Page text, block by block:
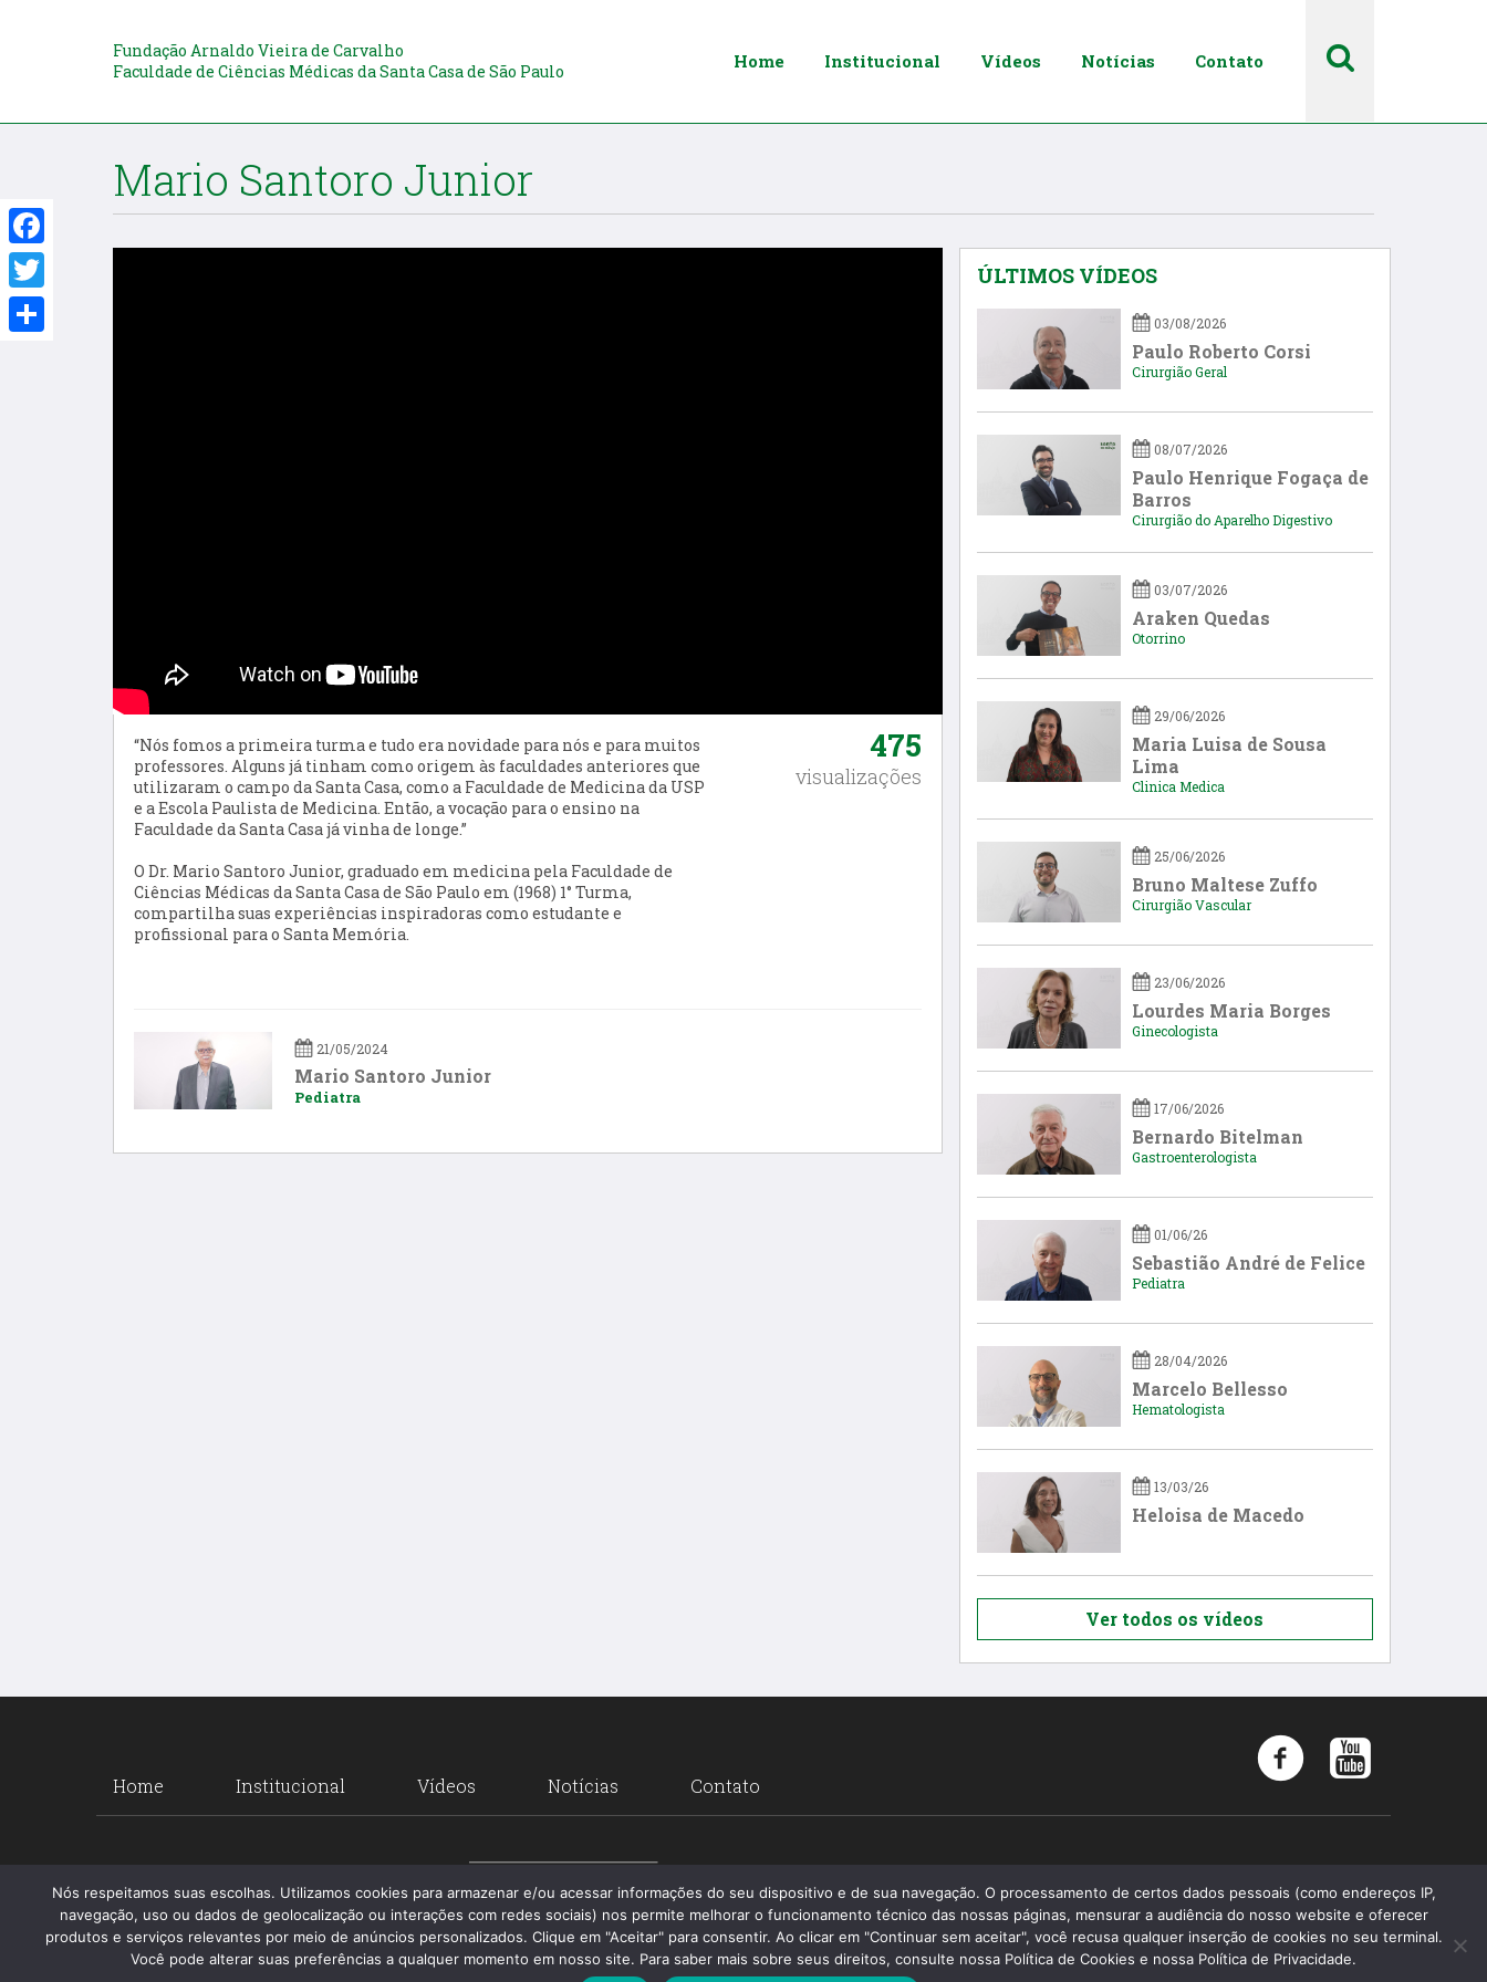
Fundação Arnaldo Vieira de Carvalho
Faculdade de Ciências Médicas da Santa Casa de São Paulo
Home Institucional Vídeos Notícias Contato
Mario Santoro Junior
“Nós fomos a primeira turma e tudo era novidade para nós e para muitos
professores. Alguns já tinham como origem às faculdades anteriores que
utilizaram o campo daSanta Casa, como a Faculdade de Medicina da USP
e aEscola Paulista de Medicina. Então, a vocação para o ensino na
Faculdade daSanta Casa já vinha de longe.”
O Dr. Mario Santoro Junior, graduado em medicina pela Faculdade de
Ciências Médicas da Santa Casa de São Paulo em (1968) 1° Turma,
compartilha suas experiências inspiradoras como estudante e
profissional para o Santa Memória.
475
visualizações
21/05/2024
Mario Santoro Junior
Pediatra
ÚLTIMOS VÍDEOS
03/08/2026
Paulo Roberto Corsi
Cirurgião Geral
08/07/2026
Paulo Henrique Fogaça de
Barros
Cirurgião do Aparelho Digestivo
03/07/2026
Araken Quedas
Otorrino
29/06/2026
Maria Luisa de Sousa
Lima
Clinica Medica
25/06/2026
Bruno Maltese Zuffo
Cirurgião Vascular
23/06/2026
Lourdes Maria Borges
Ginecologista
17/06/2026
Bernardo Bitelman
Gastroenterologista
01/06/26
Sebastião André de Felice
Pediatra
28/04/2026
Marcelo Bellesso
Hematologista
13/03/26
Heloisa de Macedo
Ver todos os vídeos
Home Institucional Vídeos Notícias Contato
Santa Memória 2019 - Todos os direitos reservados
Faculdade de Ciências Médicas da Santa Casa de São Paulo
Fundação Arnaldo Vieira de Carvalho
Facebook
Twitter
Nós respeitamos suas escolhas. Utilizamos cookies para armazenar e/ou acessar informações do seu dispositivo e de sua navegação. O processamento de certos dados pessoais (como endereços IP,
navegação, uso ou dados de geolocalização ou interações com redes sociais) nos permite melhorar o funcionamento técnico das nossas páginas, mensurar a audiência do nosso website e oferecer
produtos e serviços relevantes por meio de anúncios personalizados. Clique em "Aceitar" para consentir. Ao clicar em "Continuar sem aceitar", você recusa qualquer inserção de cookies no seu terminal.
Você pode alterar suas preferências a qualquer momento em nosso site. Para saber mais sobre seus direitos, consulte nossa Política de Cookies e nossa Política de Privacidade.